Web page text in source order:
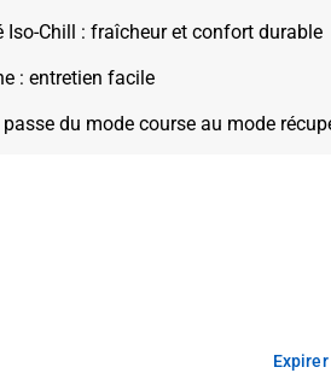
Iso-Chill : fraîcheur et confort durable
: entretien facile
Expirer